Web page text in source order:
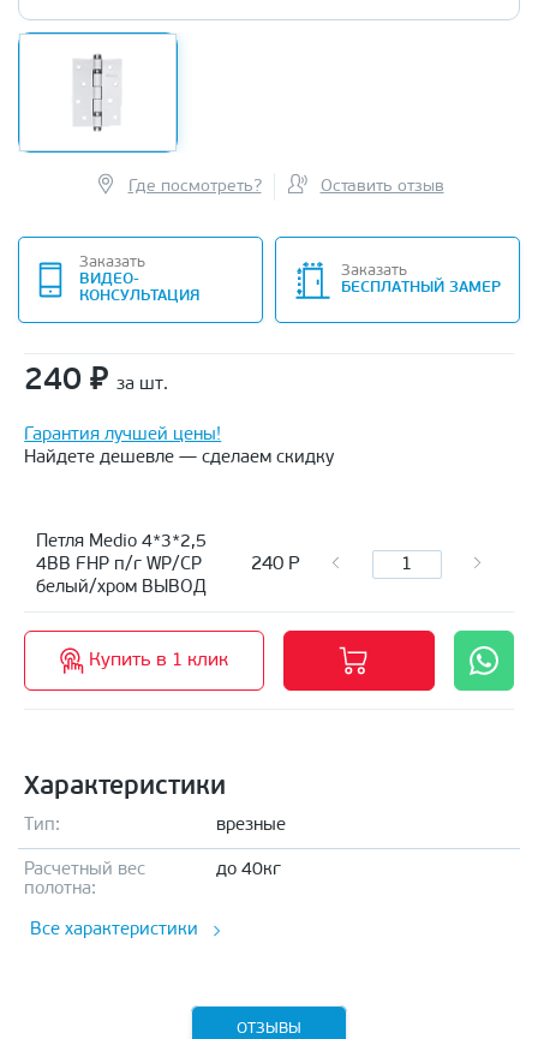
Где посмотреть? Оставить отзыв
Заказать
ВИДЕО-
КОНСУЛЬТАЦИЯ
Заказать
БЕСПЛАТНЫЙ ЗАМЕР
240 ₽ за шт.
Гарантия лучшей цены!
Найдете дешевле — сделаем скидку
Петля Medio 4*3*2,5
4BB FHP п/г WP/CP
белый/хром ВЫВОД
240 Р
Купить в 1 клик
Характеристики
Тип: врезные
Расчетный вес
полотна:
до 40кг
Все характеристики
ОТЗЫВЫ